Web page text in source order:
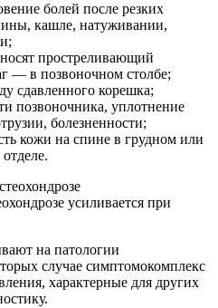
болей после резких
кашле, натуживании,
простреливающий
— в позвоночном столбе;
сдавленного корешка;
позвоночника, уплотнение
болезненности;
кожи на спине в грудном или
усиливается при
на патологии
случае симптомокомплекс
характерные для других